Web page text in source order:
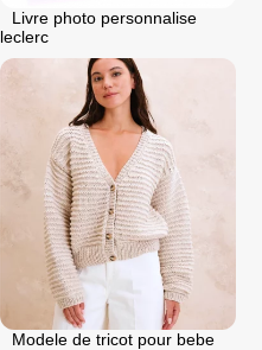
Livre photo personnalise
leclerc
Modele de tricot pour bebe